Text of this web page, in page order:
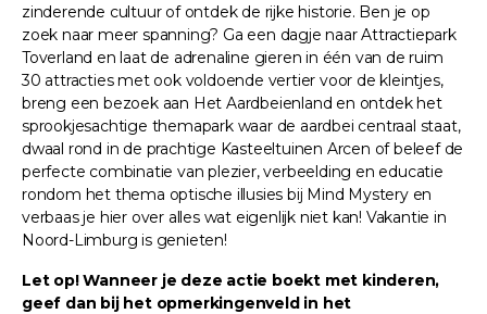
zinderende cultuur of ontdek de rijke historie. Ben je op
zoek naar meer spanning? Ga een dagje naar Attractiepark
Toverland en laat de adrenaline gieren in één van de ruim
30 attracties met ook voldoende vertier voor de kleintjes,
breng een bezoek aan Het Aardbeienland en ontdek het
sprookjesachtige themapark waar de aardbei centraal staat,
dwaal rond in de prachtige Kasteeltuinen Arcen of beleef de
perfecte combinatie van plezier, verbeelding en educatie
rondom het thema optische illusies bij Mind Mystery en
verbaas je hier over alles wat eigenlijk niet kan! Vakantie in
Noord-Limburg is genieten!
Let op! Wanneer je deze actie boekt met kinderen,
geef dan bij het opmerkingenveld in het